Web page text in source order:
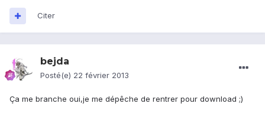
Citer
bejda
Posté(e) 22 février 2013
Ça me branche oui,je me dépêche de rentrer pour download ;)